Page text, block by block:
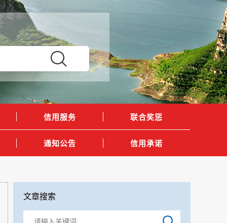
信用服务 联合奖惩
通知公告 信用承诺
文章搜索